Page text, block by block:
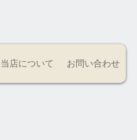
当店について お問い合わせ